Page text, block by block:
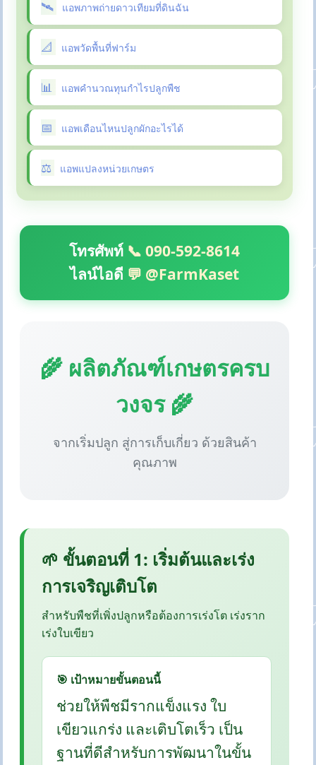
แอพภาพถ่ายดาวเทียมที่ดินฉัน
แอพวัดพื้นที่ฟาร์ม
แอพคำนวณทุนกำไรปลูกพืช
แอพเดือนไหนปลูกผักอะไรได้
แอพแปลงหน่วยเกษตร
โทรศัพท์ 📞 090-592-8614
ไลน์ไอดี 💬 @FarmKaset
🌾 ผลิตภัณฑ์เกษตรครบ
วงจร 🌾
จากเริ่มปลูก สู่การเก็บเกี่ยว ด้วยสินค้า
คุณภาพ
🌱 ขั้นตอนที่ 1: เริ่มต้นและเร่ง
การเจริญเติบโต
สำหรับพืชที่เพิ่งปลูกหรือต้องการเร่งโต เร่งราก
เร่งใบเขียว
🎯 เป้าหมายขั้นตอนนี้
ช่วยให้พืชมีรากแข็งแรง ใบ
เขียวแกร่ง และเติบโตเร็ว เป็น
ฐานที่ดีสำหรับการพัฒนาในขั้น